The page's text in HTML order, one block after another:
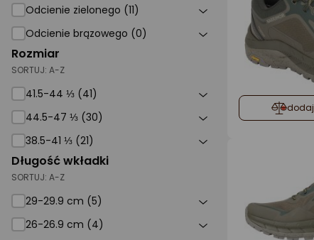
Odcienie zielonego (11)
Odcienie brązowego (0)
Rozmiar
SORTUJ: A-Z
41.5-44 ⅓ (41)
44.5-47 ⅓ (30)
38.5-41 ⅓ (21)
Długość wkładki
SORTUJ: A-Z
29-29.9 cm (5)
26-26.9 cm (4)